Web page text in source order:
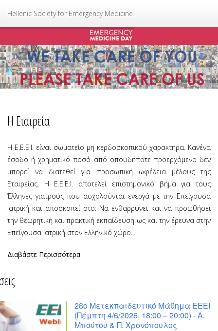
Ελληνική Εταιρεία Επείγουσας Ιατρικής
Hellenic Society for Emergency Medicine
Η Εταιρεία
Η Ε.Ε.Ε.Ι. είναι σωματείο μη κερδοσκοπικού χαρακτήρα. Κανένα
έσοδο ή χρηματικό ποσό από οπουδήποτε προερχόμενο δεν
μπορεί να διατεθεί για προσωπική ωφέλεια μέλους της
Εταιρείας. Η Ε.Ε.Ε.Ι. αποτελεί επιστημονικό βήμα για τους
Έλληνες γιατρούς που ασχολούνται ενεργά με την Επείγουσα
Ιατρική και αποσκοπεί στο: Να ενθαρρύνει και να προωθήσει
την θεωρητική και πρακτική εκπαίδευση ως και την έρευνα στην
Επείγουσα Ιατρική στον Ελληνικό χώρο....
Διαβάστε Περισσότερα
28ο Μετεκπαιδευτικό Μάθημα ΕΕΕΙ
(Πέμπτη 4/6/2026, 18:00 – 20:00) - Α.
Μπούτου & Π. Χρονόπουλος